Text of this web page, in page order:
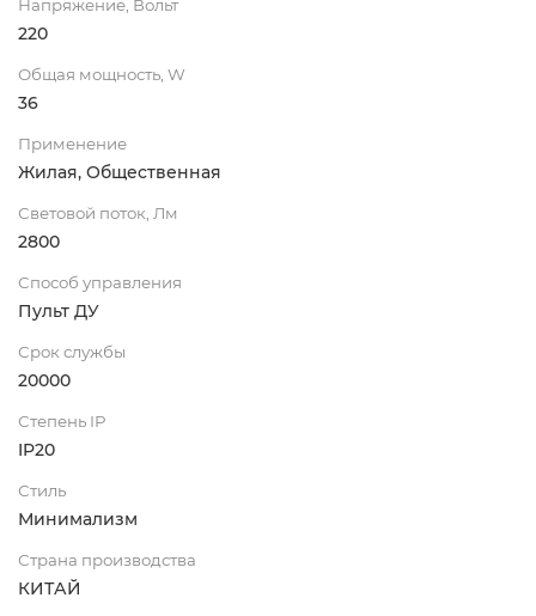
Напряжение, Вольт
220
Общая мощность, W
36
Применение
Жилая, Общественная
Световой поток, Лм
2800
Способ управления
Пульт ДУ
Срок службы
20000
Степень IP
IP20
Стиль
Минимализм
Страна производства
КИТАЙ